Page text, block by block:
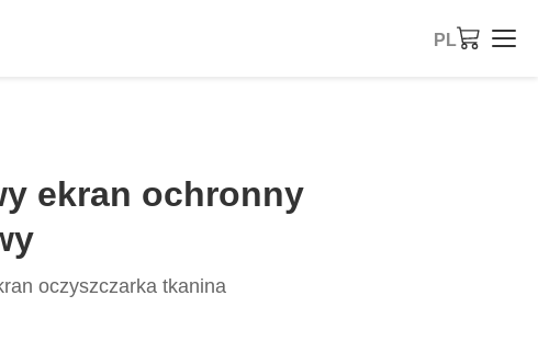
PL
ekran ochronny
oczyszczarka tkanina